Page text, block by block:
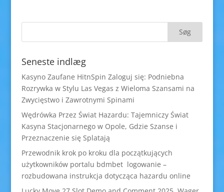
Seneste indlæg
Kasyno Zaufane HitnSpin Zaloguj się: Podniebna
Rozrywka w Stylu Las Vegas z Wieloma Szansami na
Zwycięstwo i Zawrotnymi Spinami
Wędrówka Przez Świat Hazardu: Tajemniczy Świat
Kasyna Stacjonarnego w Opole, Gdzie Szanse i
Przeznaczenie się Splatają
Przewodnik krok po kroku dla początkujących
użytkowników portalu bdmbet logowanie –
rozbudowana instrukcja dotycząca hazardu online